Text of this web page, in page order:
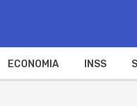
ECONOMIA INSS